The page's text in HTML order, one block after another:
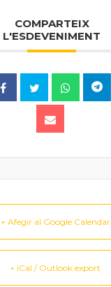
COMPARTEIX
L'ESDEVENIMENT
+ Afegir al Google Calendar
+ iCal / Outlook export